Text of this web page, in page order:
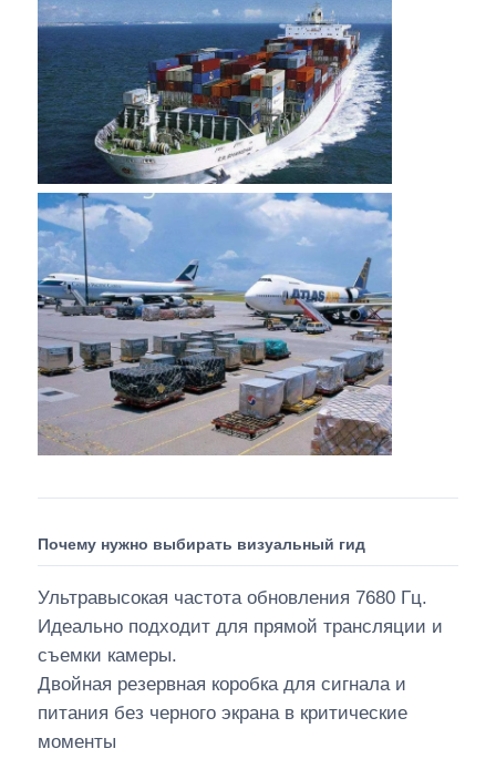
Почему нужно выбирать визуальный гид
Ультравысокая частота обновления 7680 Гц.
Идеально подходит для прямой трансляции и
съемки камеры.
Двойная резервная коробка для сигнала и
питания без черного экрана в критические
моменты